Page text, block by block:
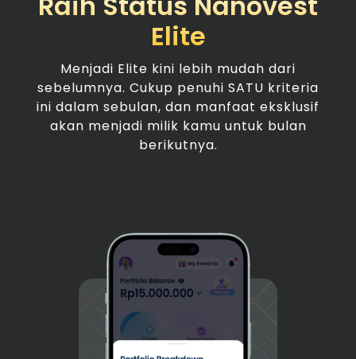
Elite
Menjadi Elite kini lebih mudah dari
sebelumnya. Cukup penuhi SATU kriteria
ini dalam sebulan, dan manfaat eksklusif
akan menjadi milik kamu untuk bulan
berikutnya.